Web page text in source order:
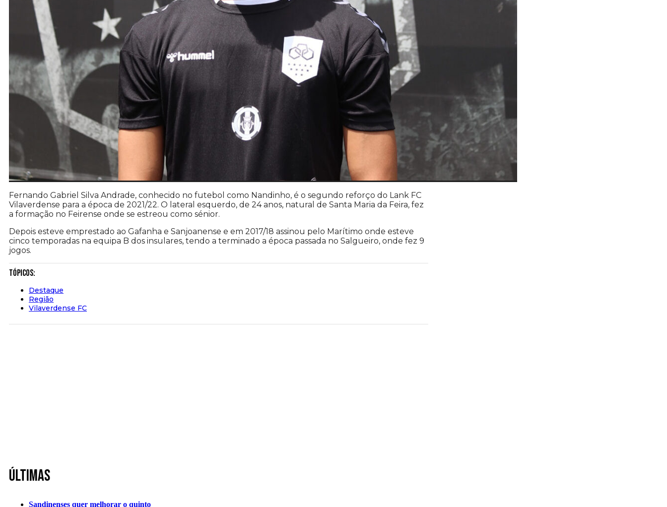
Fernando Gabriel Silva Andrade, conhecido no futebol como Nandinho, é o segundo reforço do Lank FC
Vilaverdense para a época de 2021/22. O lateral esquerdo, de 24 anos, natural de Santa Maria da Feira, fez
a formação no Feirense onde se estreou como sénior.
Depois esteve emprestado ao Gafanha e Sanjoanense e em 2017/18 assinou pelo Marítimo onde esteve
cinco temporadas na equipa B dos insulares, tendo a terminado a época passada no Salgueiro, onde fez 9
jogos.
Tópicos:
Destaque
Região
Vilaverdense FC
Últimas
Sandinenses quer melhorar o quinto